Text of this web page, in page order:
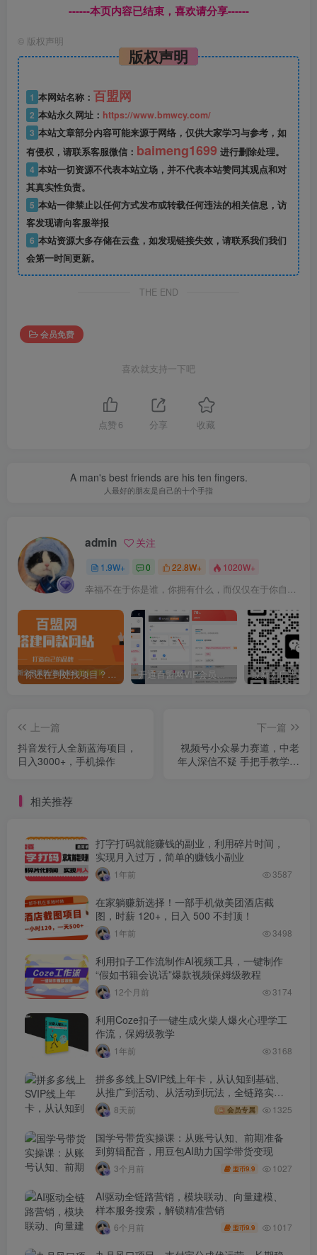
------本页内容已结束，喜欢请分享------
© 版权声明
版权声明
1 本网站名称： 百盟网
2 本站永久网址： https://www.bmwcy.com/
3 本站文章部分内容可能来源于网络，仅供大家学习与参考，如
有侵权，请联系客服微信： baimeng1699 进行删除处理。
4 本站一切资源不代表本站立场，并不代表本站赞同其观点和对
其真实性负责。
5 本站一律禁止以任何方式发布或转载任何违法的相关信息，访
客发现请向客服举报
6 本站资源大多存储在云盘，如发现链接失效，请联系我们我们
会第一时间更新。
THE END
会员免费
喜欢就支持一下吧
点赞 6 分享 收藏
A man's best friends are his ten fingers.
人最好的朋友是自己的十个手指
admin 关注
1.9W+ 0 22.8W+ 1020W+
幸福不在于你是谁，你拥有什么，而仅仅在于你自己怎么看待
你还在到处找项目？还在当韭菜？我靠卖项目一个月收入5万+，曾经我也是个失败者。 开通百盟网VIP会员，尊享全站资源免费下载，享70%的推广提成！！【限时五折优惠】
上一篇
抖音发行人全新蓝海项目，
日入3000+，手机操作
下一篇
视频号小众暴力赛道，中老
年人深信不疑 手把手教学，
相关推荐
打字打码就能赚钱的副业，利用碎片时间，
实现月入过万，简单的赚钱小副业
1年前 3587
在家躺赚新选择！一部手机做美团酒店截
图，时薪 120+，日入 500 不封顶！
1年前 3498
利用扣子工作流制作AI视频工具，一键制作
“假如书籍会说话”爆款视频保姆级教程
12个月前 3174
利用Coze扣子一键生成火柴人爆火心理学工
作流，保姆级教学
1年前 3168
拼多多线上SVIP线上年卡，从认知到基础、
从推广到活动、从活动到玩法，全链路实战
(260730)
8天前 会员专属 1325
国学号带货实操课：从账号认知、前期准备
到剪辑配音，用豆包AI助力国学带货变现
3个月前 盟币9.9 1027
AI驱动全链路营销，模块联动、向量建模、
样本服务搜索，解锁精准营销
6个月前 盟币9.9 1017